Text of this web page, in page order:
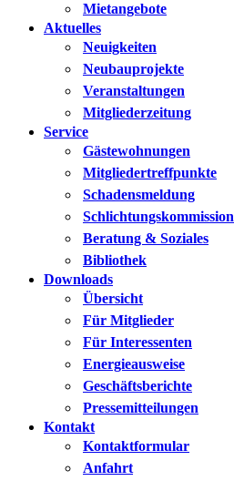
Mietangebote
Aktuelles
Neuigkeiten
Neubauprojekte
Veranstaltungen
Mitgliederzeitung
Service
Gästewohnungen
Mitgliedertreffpunkte
Schadensmeldung
Schlichtungskommission
Beratung & Soziales
Bibliothek
Downloads
Übersicht
Für Mitglieder
Für Interessenten
Energieausweise
Geschäftsberichte
Pressemitteilungen
Kontakt
Kontaktformular
Anfahrt